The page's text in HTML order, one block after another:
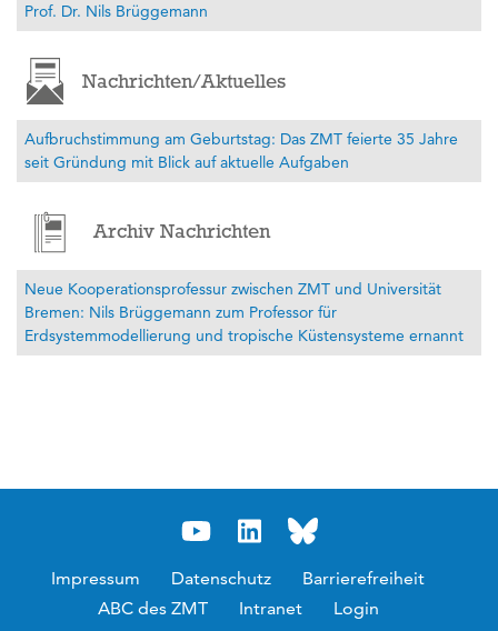
Prof. Dr. Nils Brüggemann
Nachrichten/Aktuelles
Aufbruchstimmung am Geburtstag: Das ZMT feierte 35 Jahre
seit Gründung mit Blick auf aktuelle Aufgaben
Archiv Nachrichten
Neue Kooperationsprofessur zwischen ZMT und Universität
Bremen: Nils Brüggemann zum Professor für
Erdsystemmodellierung und tropische Küstensysteme ernannt
Impressum Datenschutz
Barrierefreiheit
ABC des ZMT
Intranet Login